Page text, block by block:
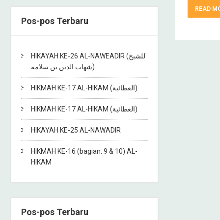
Pos-pos Terbaru
HIKAYAH KE-26 AL-NAWEADIR (للشيخ
شهاب الدين بن سلامة)
HIKMAH KE-17 AL-HIKAM (العطائية)
HIKMAH KE-17 AL-HIKAM (العطائية)
HIKAYAH KE-25 AL-NAWADIR
HIKMAH KE-16 (bagian: 9 & 10) AL-
HIKAM
Pos-pos Terbaru
READ